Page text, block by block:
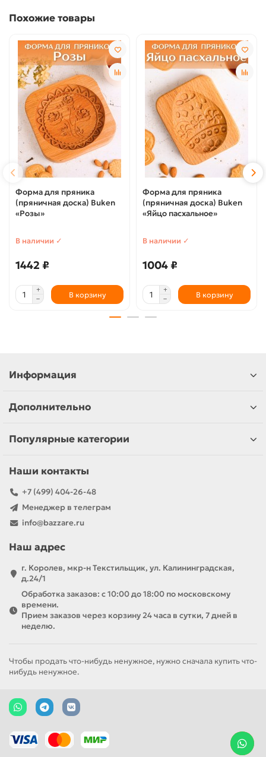
Похожие товары
Форма для пряника
(пряничная доска) Buken
«Розы»
В наличии ✓
1442 ₽
В корзину
Форма для пряника
(пряничная доска) Buken
«Яйцо пасхальное»
В наличии ✓
1004 ₽
В корзину
Информация
Дополнительно
Популярные категории
Наши контакты
+7 (499) 404-26-48
Менеджер в телеграм
info@bazzare.ru
Наш адрес
г. Королев, мкр-н Текстильщик, ул. Калининградская,
д.24/1
Обработка заказов: с 10:00 до 18:00 по московскому
времени.
Прием заказов через корзину 24 часа в сутки, 7 дней в
неделю.
Чтобы продать что-нибудь ненужное, нужно сначала купить что-
нибудь ненужное.